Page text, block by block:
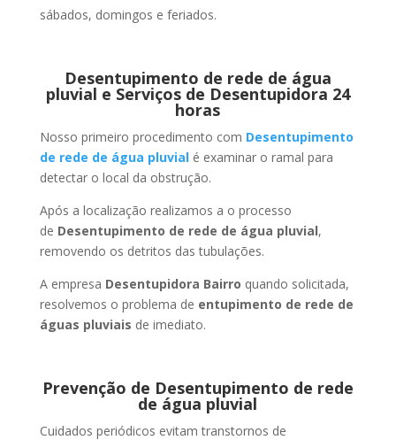
sábados, domingos e feriados.
Desentupimento de rede de água
pluvial e Serviços de Desentupidora 24
horas
Nosso primeiro procedimento com Desentupimento
de rede de água pluvialé examinar o ramal para
detectar o local da obstrução.
Após a localização realizamos a o processo
de Desentupimento de rede de água pluvial,
removendo os detritos das tubulações.
A empresa Desentupidora Bairro quando solicitada,
resolvemos o problema de entupimento de rede de
águas pluviais de imediato.
Prevenção de Desentupimento de rede
de água pluvial
Cuidados periódicos evitam transtornos de